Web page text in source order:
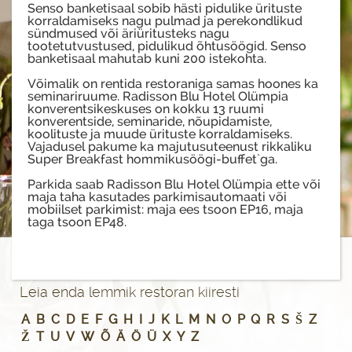
Senso banketisaal sobib hästi pidulike ürituste
korraldamiseks nagu pulmad ja perekondlikud
sündmused või äriüritusteks nagu
tootetutvustused, pidulikud õhtusöögid. Senso
banketisaal mahutab kuni 200 istekohta.
Võimalik on rentida restoraniga samas hoones ka
seminariruume. Radisson Blu Hotel Olümpia
konverentsikeskuses on kokku 13 ruumi
konverentside, seminaride, nõupidamiste,
koolituste ja muude ürituste korraldamiseks.
Vajadusel pakume ka majutusuteenust rikkaliku
Super Breakfast hommikusöögi-buffet`ga.
Parkida saab Radisson Blu Hotel Olümpia ette või
maja taha kasutades parkimisautomaati või
mobiilset parkimist: maja ees tsoon EP16, maja
taga tsoon EP48.
Leia enda lemmik restoran kiiresti
A B C D E F G H J K L M N O P Q R S Š Z
Ž T U V W Õ Ä Ö Ü X Y Z